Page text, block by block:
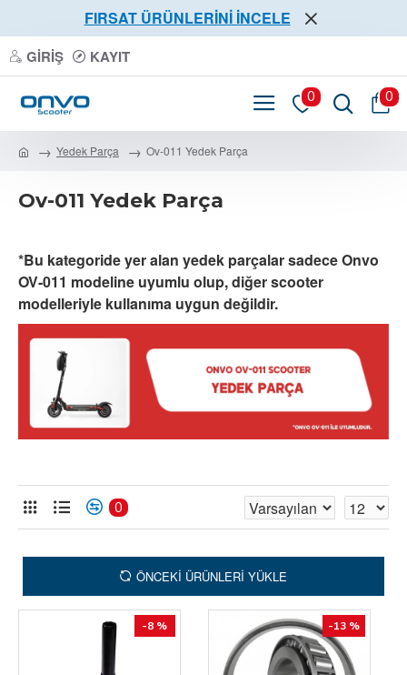
FIRSAT ÜRÜNLERİNİ İNCELE
GIRIŞ KAYIT
0 0
Yedek Parça Ov-011 Yedek Parça
Ov-011 Yedek Parça
*Bu kategoride yer alan yedek parçalar sadece Onvo
OV-011 modeline uyumlu olup, diğer scooter
modelleriyle kullanıma uygun değildir.
0
ÖNCEKI ÜRÜNLERI YÜKLE
-8 % -13 %